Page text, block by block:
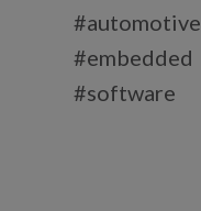
#automotive
#embedded
#software